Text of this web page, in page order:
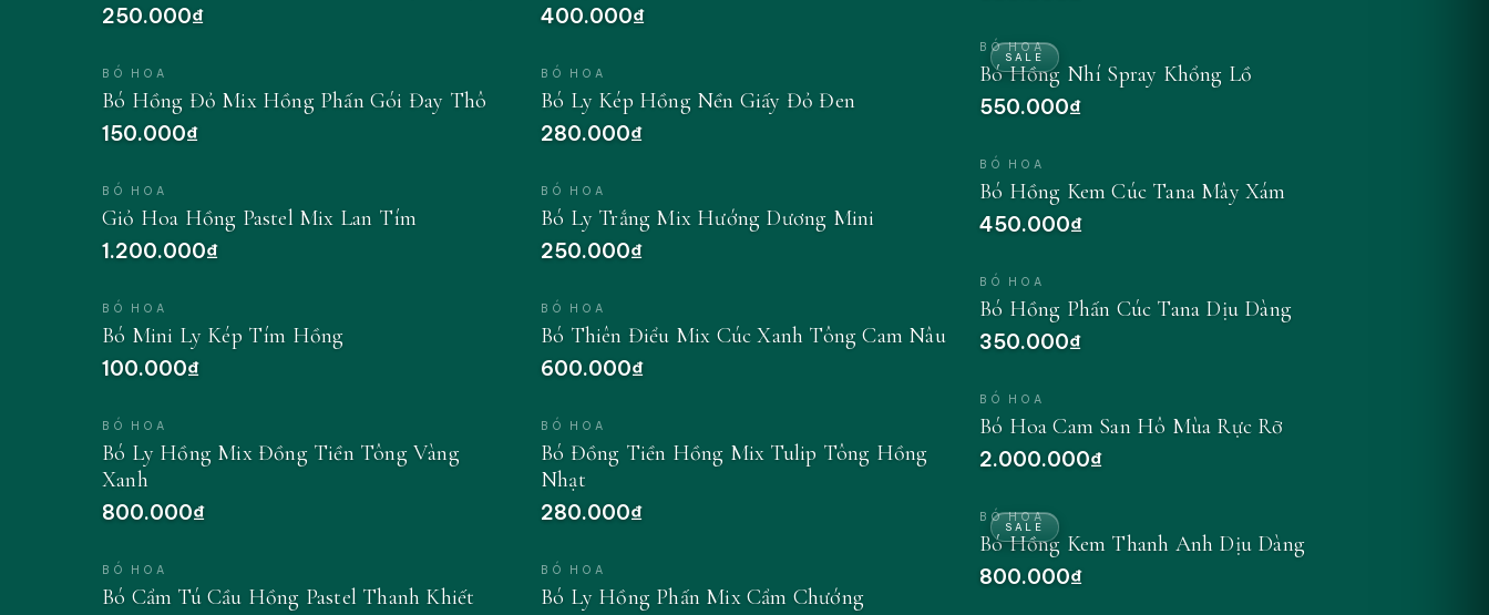
250.000₫
BÓ HOA
Bó Hồng Đỏ Mix Hồng Phấn Gói Đay Thô
150.000₫
BÓ HOA
Giỏ Hoa Hồng Pastel Mix Lan Tím
1.200.000₫
BÓ HOA
Bó Mini Ly Kép Tím Hồng
100.000₫
BÓ HOA
Bó Ly Hồng Mix Đồng Tiền Tông Vàng
Xanh
800.000₫
BÓ HOA
Bó Cẩm Tú Cầu Hồng Pastel Thanh Khiết
400.000₫
BÓ HOA
Bó Ly Kép Hồng Nền Giấy Đỏ Đen
280.000₫
BÓ HOA
Bó Ly Trắng Mix Hướng Dương Mini
250.000₫
BÓ HOA
Bó Thiên Điểu Mix Cúc Xanh Tông Cam Nâu
600.000₫
BÓ HOA
Bó Đồng Tiền Hồng Mix Tulip Tông Hồng
Nhạt
280.000₫
BÓ HOA
Bó Ly Hồng Phấn Mix Cẩm Chướng
SALE
BÓ HOA
Bó Hồng Nhí Spray Khổng Lồ
550.000₫
BÓ HOA
Bó Hồng Kem Cúc Tana Mây Xám
450.000₫
BÓ HOA
Bó Hồng Phấn Cúc Tana Dịu Dàng
350.000₫
BÓ HOA
Bó Hoa Cam San Hô Mùa Rực Rỡ
2.000.000₫
SALE
BÓ HOA
Bó Hồng Kem Thanh Anh Dịu Dàng
800.000₫